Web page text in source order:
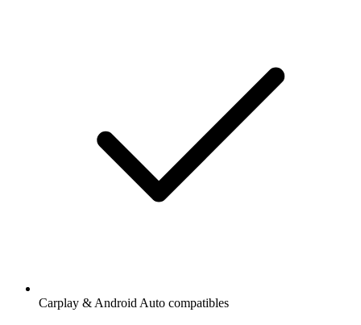
Carplay & Android Auto compatibles